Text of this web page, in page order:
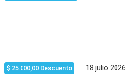
$ 25.000,00 Descuento 18 julio 2026